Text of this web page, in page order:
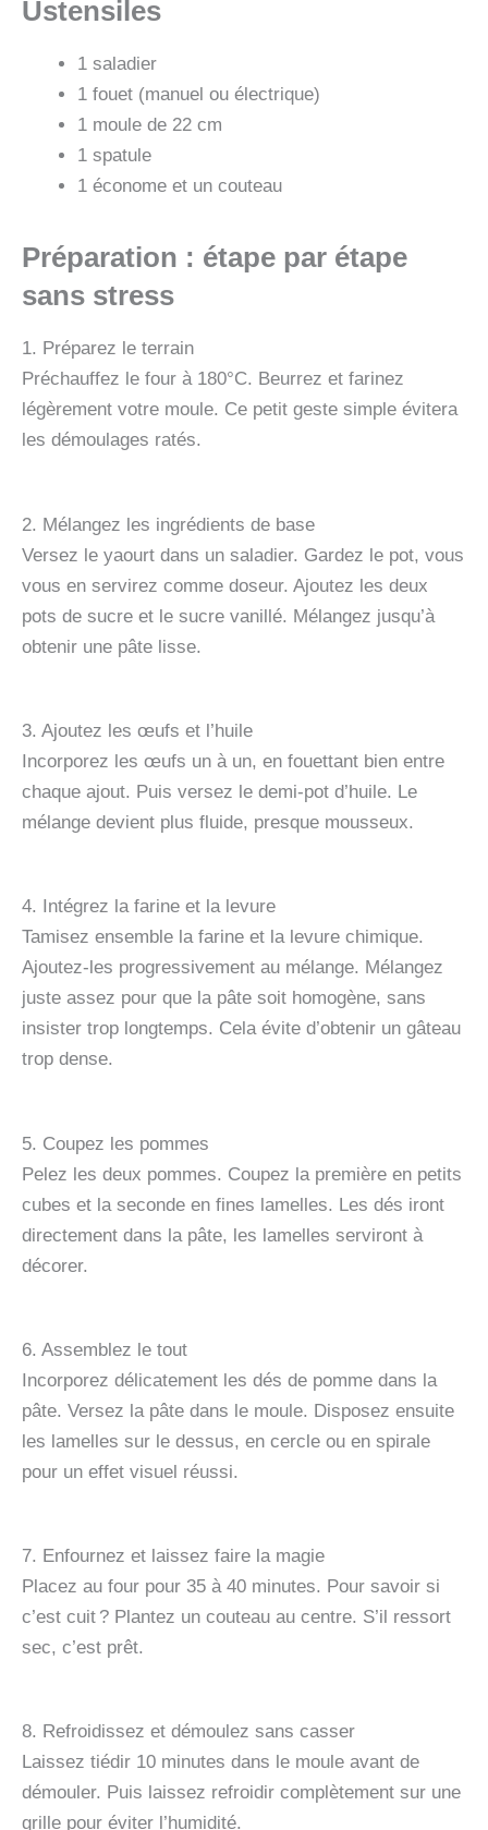
Ustensiles
1 saladier
1 fouet (manuel ou électrique)
1 moule de 22 cm
1 spatule
1 économe et un couteau
Préparation : étape par étape
sans stress
1. Préparez le terrain
Préchauffez le four à 180°C. Beurrez et farinez
légèrement votre moule. Ce petit geste simple évitera
les démoulages ratés.
2. Mélangez les ingrédients de base
Versez le yaourt dans un saladier. Gardez le pot, vous
vous en servirez comme doseur. Ajoutez les deux
pots de sucre et le sucre vanillé. Mélangez jusqu’à
obtenir une pâte lisse.
3. Ajoutez les œufs et l’huile
Incorporez les œufs un à un, en fouettant bien entre
chaque ajout. Puis versez le demi-pot d’huile. Le
mélange devient plus fluide, presque mousseux.
4. Intégrez la farine et la levure
Tamisez ensemble la farine et la levure chimique.
Ajoutez-les progressivement au mélange. Mélangez
juste assez pour que la pâte soit homogène, sans
insister trop longtemps. Cela évite d’obtenir un gâteau
trop dense.
5. Coupez les pommes
Pelez les deux pommes. Coupez la première en petits
cubes et la seconde en fines lamelles. Les dés iront
directement dans la pâte, les lamelles serviront à
décorer.
6. Assemblez le tout
Incorporez délicatement les dés de pomme dans la
pâte. Versez la pâte dans le moule. Disposez ensuite
les lamelles sur le dessus, en cercle ou en spirale
pour un effet visuel réussi.
7. Enfournez et laissez faire la magie
Placez au four pour 35 à 40 minutes. Pour savoir si
c’est cuit ? Plantez un couteau au centre. S’il ressort
sec, c’est prêt.
8. Refroidissez et démoulez sans casser
Laissez tiédir 10 minutes dans le moule avant de
démouler. Puis laissez refroidir complètement sur une
grille pour éviter l’humidité.